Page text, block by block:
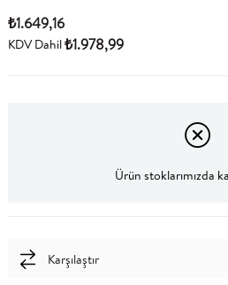
₺1.649,16
KDV Dahil₺1.978,99
Ürün stoklarımızda
Karşılaştır